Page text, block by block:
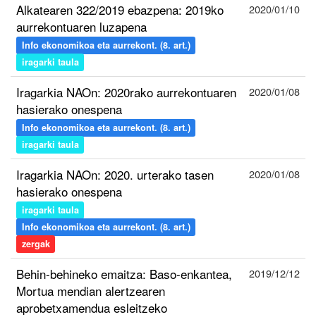
Alkatearen 322/2019 ebazpena: 2019ko
aurrekontuaren luzapena
Info ekonomikoa eta aurrekont. (8. art.)
iragarki taula
2020/01/10
Iragarkia NAOn: 2020rako aurrekontuaren
hasierako onespena
Info ekonomikoa eta aurrekont. (8. art.)
iragarki taula
2020/01/08
Iragarkia NAOn: 2020. urterako tasen
hasierako onespena
iragarki taula
Info ekonomikoa eta aurrekont. (8. art.)
zergak
2020/01/08
Behin-behineko emaitza: Baso-enkantea,
Mortua mendian alertzearen
aprobetxamendua esleitzeko
2019/12/12